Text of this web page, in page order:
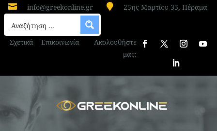
 info@greekonline.gr  25ης Μαρτίου 35, Πέραμα
Σχετικά Επικοινωνία
Ακολουθήστε
μας: